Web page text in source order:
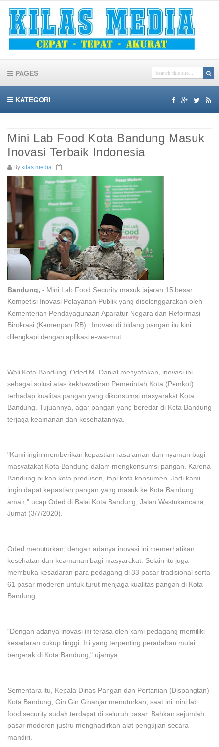
PAGES
KATEGORI
Mini Lab Food Kota Bandung Masuk
Inovasi Terbaik Indonesia
By kilas media
Bandung, - Mini Lab Food Security masuk jajaran 15 besar
Kompetisi Inovasi Pelayanan Publik yang diselenggarakan oleh
Kementerian Pendayagunaan Aparatur Negara dan Reformasi
Birokrasi (Kemenpan RB).. Inovasi di bidang pangan itu kini
dilengkapi dengan aplikasi e-wasmut.
Wali Kota Bandung, Oded M. Danial menyatakan, inovasi ini
sebagai solusi atas kekhawatiran Pemerintah Kota (Pemkot)
terhadap kualitas pangan yang dikonsumsi masyarakat Kota
Bandung. Tujuannya, agar pangan yang beredar di Kota Bandung
terjaga keamanan dan kesehatannya.
"Kami ingin memberikan kepastian rasa aman dan nyaman bagi
masyatakat Kota Bandung dalam mengkonsumsi pangan. Karena
Bandung bukan kota produsen, tapi kota konsumen. Jadi kami
ingin dapat kepastian pangan yang masuk ke Kota Bandung
aman," ucap Oded di Balai Kota Bandung, Jalan Wastukancana,
Jumat (3/7/2020).
Oded menuturkan, dengan adanya inovasi ini memerhatikan
kesehatan dan keamanan bagi masyarakat. Selain itu juga
membuka kesadaran para pedagang di 33 pasar tradisional serta
61 pasar moderen untuk turut menjaga kualitas pangan di Kota
Bandung.
"Dengan adanya inovasi ini terasa oleh kami pedagang memiliki
kesadaran cukup tinggi. Ini yang terpenting peradaban mulai
bergerak di Kota Bandung," ujarnya.
Sementara itu, Kepala Dinas Pangan dan Pertanian (Dispangtan)
Kota Bandung, Gin Gin Ginanjar menuturkan, saat ini mini lab
food security sudah terdapat di seluruh pasar. Bahkan sejumlah
pasar moderen justru menghadirkan alat pengujian secara
mandiri.